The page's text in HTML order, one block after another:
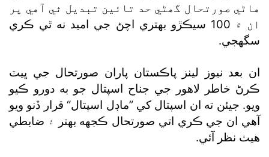
هاڻي صورتحال گھڻي حد تائين تبديل ٿي آهي پر
ان ۾ 100 سيڪڙو بهتري اچڻ جي اميد نه ٿي ڪري
سگھجي.
ان بعد نيوز لينز پاڪستان پاران صورتحال جي ڀيٽ
ڪرڻ خاطر لاهور جي جناح اسپتال جو به دورو ڪيو
ويو. جيئن ته ان اسپتال کي ”ماڊل اسپتال“ قرار ڏنو ويو
آهي ان جي ڪري اتي صورتحال ڪجهه بهتر ۽ ضابطي
هيٺ نظر آئي.